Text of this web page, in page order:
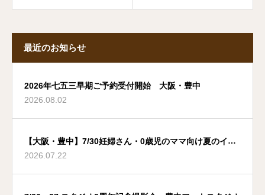
最近のお知らせ
2026年七五三早期ご予約受付開始 大阪・豊中
2026.08.02
【大阪・豊中】7/30妊婦さん・0歳児のママ向け夏のイベ
ント
2026.07.22